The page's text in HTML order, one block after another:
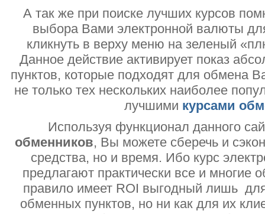
А так же при поиске лучших курсов
выбора Вами электронной валюты
кликнуть в верху меню на зеленый
Данное действие активирует показ
пунктов, которые подходят для обмена
не только тех нескольких наиболее
лучшими курсами
Используя функционал данного
обменников, Вы можете сберечь и
средства, но и время. Ибо курс
предлагают практически все и многие
правило имеет ROI выгодный лишь
обменных пунктов, но ни как для их